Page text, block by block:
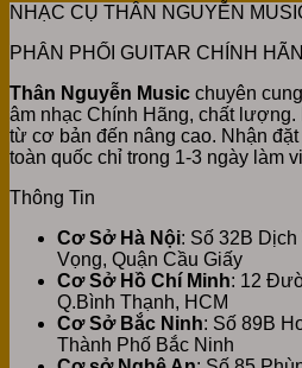
NHẠC CỤ THÂN NGUYỄN
PHÂN PHỐI GUITAR CHÍNH
Thân Nguyễn Music chuyên
âm nhạc Chính Hãng, chất
từ cơ bản đến nâng cao. Nhận
toàn quốc chỉ trong 1-3 ngày làm
Thông Tin
Cơ Sở Hà Nội: Số 32B
Vọng, Quận Cầu Giấy
Cơ Sở Hồ Chí Minh: 12
Q.Bình Thạnh, HCM
Cơ Sở Bắc Ninh: Số 89B
Thành Phố Bắc Ninh